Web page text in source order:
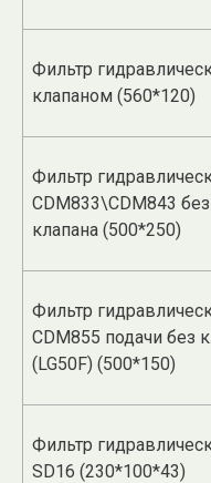
Фильтр
клапаном (560*120)
Фильтр
CDM833\CDM843 без
клапана (500*250)
Фильтр
CDM855 подачи без
(LG50F) (500*150)
Фильтр
SD16 (230*100*43)